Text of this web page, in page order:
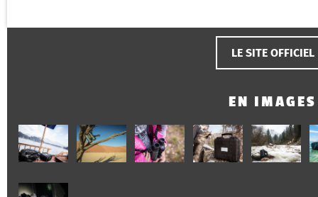
LE SITE OFFICIEL
EN IMAGES